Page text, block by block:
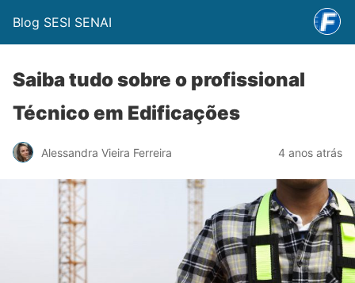
Blog SESI SENAI
Saiba tudo sobre o profissional
Técnico em Edificações
Alessandra Vieira Ferreira 4 anos atrás